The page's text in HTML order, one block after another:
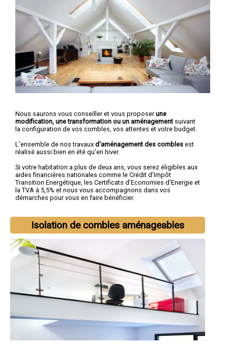
Nous saurons vous conseiller et vous proposerune
modification, une transformation ou un aménagement suivant
la configuration de vos combles, vos attentes et votre budget.
L'ensemble de nos travaux d'aménagement des combles est
réalisé aussi bien en été qu'en hiver.
Si votre habitation a plus de deux ans, vous serez éligibles aux
aides financières nationales comme le Crédit d’Impôt
Transition Energétique, les Certificats d’Economies d’Energie et
la TVA à 5,5% et nous vous accompagnons dans vos
démarches pour vous en faire bénéficier.
Isolation de combles aménageables